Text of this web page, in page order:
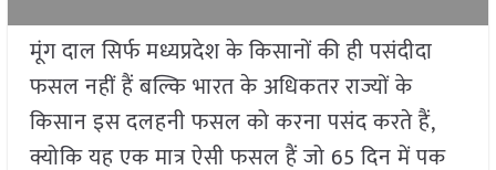
मूंग दाल सिर्फ मध्यप्रदेश के किसानों की ही पसंदीदा
फसल नहीं हैं बल्कि भारत के अधिकतर राज्यों के
किसान इस दलहनी फसल को करना पसंद करते हैं,
क्योकि यह एक मात्र ऐसी फसल हैं जो 65 दिन में पक